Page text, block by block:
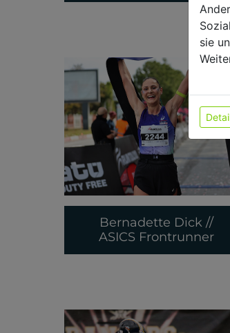
Bernadette Dick //
ASICS Frontrunner
sie